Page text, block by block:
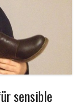
sensible